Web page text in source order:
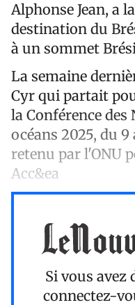
Alphonse Jean, a
destination du
à un sommet
La semaine
Cyr qui partait
la Conférence des
océans 2025, du
retenu par l'ONU
Acc&ea
Si vous avez
connectez-